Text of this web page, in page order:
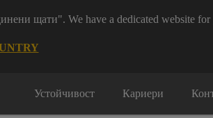
щати". We have a dedicated website
Устойчивост Кариери